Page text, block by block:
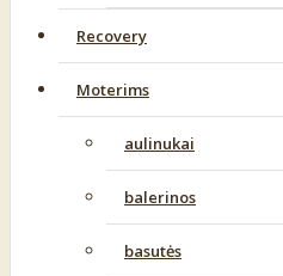
Recovery
Moterims
aulinukai
balerinos
basutės